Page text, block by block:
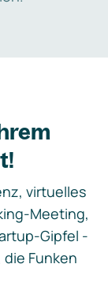
virtuelles
Meeting,
Gipfel -
Funken